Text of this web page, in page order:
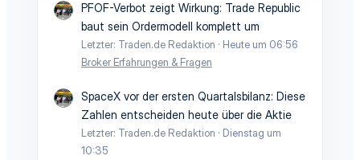
PFOF-Verbot zeigt Wirkung: Trade Republic
baut sein Ordermodell komplett um
Letzter: Traden.de Redaktion
Heute um 06:56
Broker Erfahrungen & Fragen
SpaceX vor der ersten Quartalsbilanz: Diese
Zahlen entscheiden heute über die Aktie
Letzter: Traden.de Redaktion
Dienstag um
10:35